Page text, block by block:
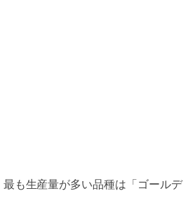
も生産量が多い品種は「ゴールデ